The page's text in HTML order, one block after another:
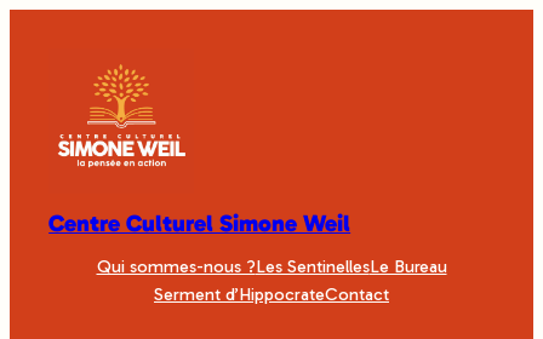
Centre Culturel Simone Weil
Qui sommes-nous ?Les SentinellesLe Bureau
Serment d’HippocrateContact